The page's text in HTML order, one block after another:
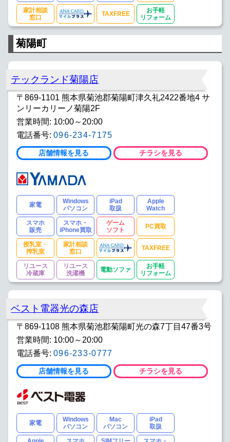
家計相談
窓口
TAXFREE
お手軽
リフォーム
菊陽町
テックランド菊陽店
〒869-1101 熊本県菊池郡菊陽町津久礼2422番地4 サ
ンリーカリーノ菊陽2F
営業時間: 10:00～20:00
電話番号: 096-234-7175
店舗情報を見る チラシを見る
家電
Windows
パソコン
iPad
取扱
Apple
Watch
スマホ
販売
スマホ・
iPhone買取
ゲーム
ソフト
PC買取
授乳室・
搾乳室
家計相談
窓口
TAXFREE
リユース
冷蔵庫
リユース
洗濯機
電動ソファ
お手軽
リフォーム
ベスト電器光の森店
〒869-1108 熊本県菊池郡菊陽町光の森7丁目47番3号
営業時間: 10:00～20:00
電話番号: 096-233-0777
店舗情報を見る チラシを見る
家電
Windows
パソコン
Mac
パソコン
iPad
取扱